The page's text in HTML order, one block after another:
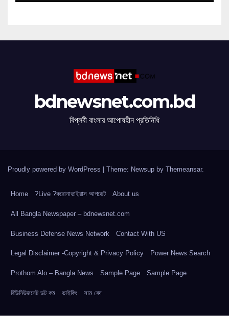
bdnewsnet.com.bd
বিপ্লবী বাংলার আপোষহীন প্রতিনিধি
Proudly powered by WordPress | Theme: Newsup by Themeansar.
Home ?Live ?করোনাভাইরাস আপডেট About us
All Bangla Newspaper – bdnewsnet.com
Business Defense News Network Contact With US
Legal Disclaimer -Copyright & Privacy Policy Power News Search
Prothom Alo – Bangla News Sample Page Sample Page
বিডিনিউজনেট ডট কম ভাইকিং সাম বেদ